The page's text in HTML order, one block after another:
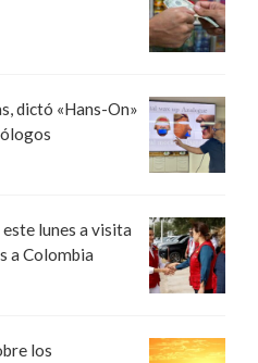
dictó «Hans-On»
este lunes a visita
a Colombia
los